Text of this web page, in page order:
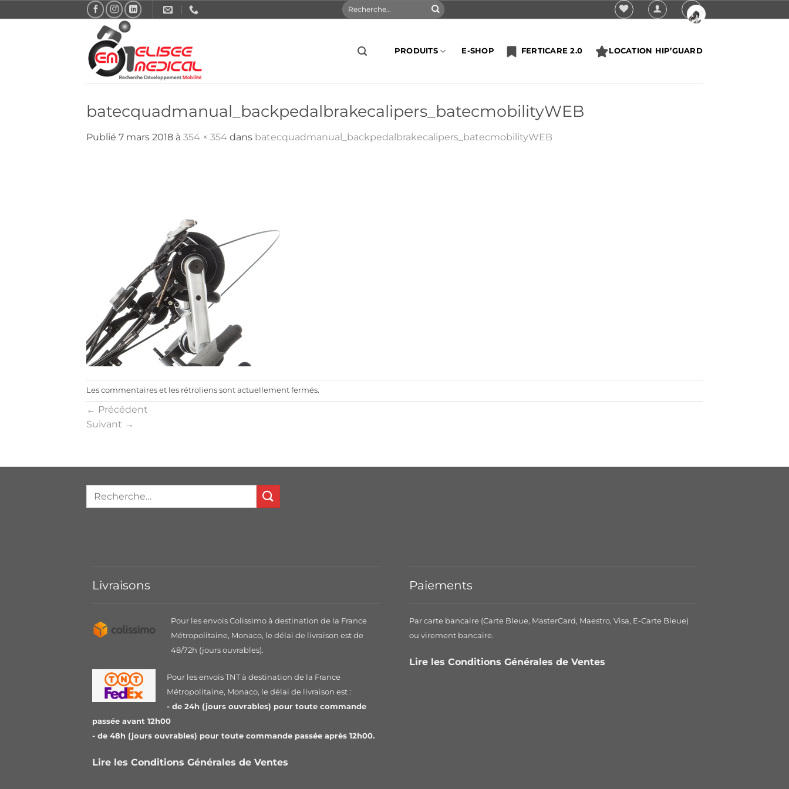
au
Recherche
pour :
PRODUITS E-SHOP FERTICARE 2.0 LOCATION HIP’GUARD
batecquadmanual_backpedalbrakecalipers_batecmobilityWEB
Publié 7 mars 2018 à 354 × 354 dans batecquadmanual_backpedalbrakecalipers_batecmobilityWEB
Les commentaires et les rétroliens sont actuellement fermés.
← Précédent
Suivant →
Livraisons
Pour les envois Colissimo à destination de la France
Métropolitaine, Monaco, le délai de livraison est de
48/72h (jours ouvrables).
Pour les envois TNT à destination de la France
Métropolitaine, Monaco, le délai de livraison est :
- de 24h (jours ouvrables) pour toute commande
passée avant 12h00
- de 48h (jours ouvrables) pour toute commande passée après 12h00.
Lire les Conditions Générales de Ventes
Paiements
Par carte bancaire (Carte Bleue, MasterCard, Maestro, Visa, E-Carte Bleue)
ou virement bancaire.
Lire les Conditions Générales de Ventes